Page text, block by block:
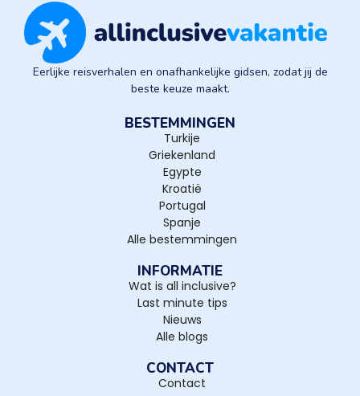
Eerlijke reisverhalen en onafhankelijke gidsen, zodat jij de
beste keuze maakt.
BESTEMMINGEN
Turkije
Griekenland
Egypte
Kroatië
Portugal
Spanje
Alle bestemmingen
INFORMATIE
Wat is all inclusive?
Last minute tips
Nieuws
Alle blogs
CONTACT
Contact